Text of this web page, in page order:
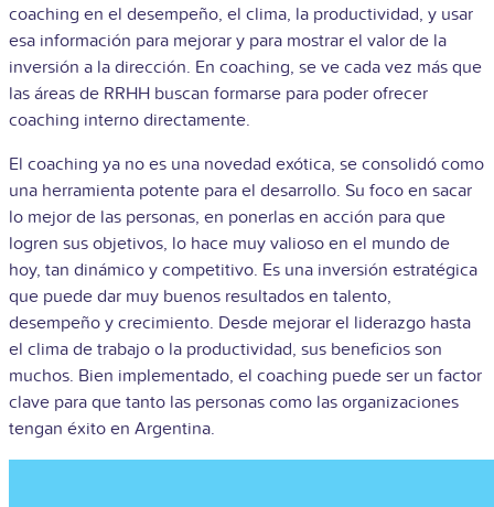
coaching en el desempeño, el clima, la productividad, y usar
esa información para mejorar y para mostrar el valor de la
inversión a la dirección. En coaching, se ve cada vez más que
las áreas de RRHH buscan formarse para poder ofrecer
coaching interno directamente.
El coaching ya no es una novedad exótica, se consolidó como
una herramienta potente para el desarrollo. Su foco en sacar
lo mejor de las personas, en ponerlas en acción para que
logren sus objetivos, lo hace muy valioso en el mundo de
hoy, tan dinámico y competitivo. Es una inversión estratégica
que puede dar muy buenos resultados en talento,
desempeño y crecimiento. Desde mejorar el liderazgo hasta
el clima de trabajo o la productividad, sus beneficios son
muchos. Bien implementado, el coaching puede ser un factor
clave para que tanto las personas como las organizaciones
tengan éxito en Argentina.